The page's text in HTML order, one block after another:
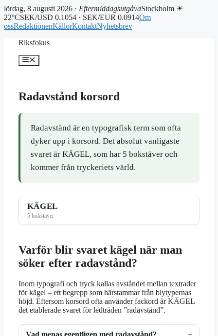
lördag, 8 augusti 2026 · EftermiddagsutgåvaStockholm ☀
22°CSEK/USD 0.1054 · SEK/EUR 0.0914Om
ossRedaktionenKällorKontaktNyhetsbrev
Riksfokus
Meny
Radavstånd korsord
Radavstånd är en typografisk term som ofta
dyker upp i korsord. Det absolut vanligaste
svaret är KÄGEL, som har 5 bokstäver och
kommer från tryckeriets värld.
KÄGEL
5 bokstäver
Varför blir svaret kägel när man
söker efter radavstånd?
Inom typografi och tryck kallas avståndet mellan textrader
för kägel – ett begrepp som härstammar från blytypernas
höjd. Eftersom korsord ofta använder fackord är KÄGEL
det etablerade svaret för ledtråden ”radavstånd”.
Vad menas egentligen med radavstånd?